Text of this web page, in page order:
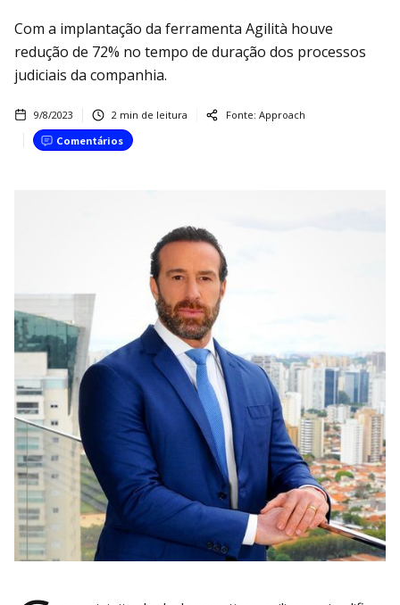
Com a implantação da ferramenta Agilità houve
redução de 72% no tempo de duração dos processos
judiciais da companhia.
9/8/2023 2 min de leitura Fonte: Approach
Comentários